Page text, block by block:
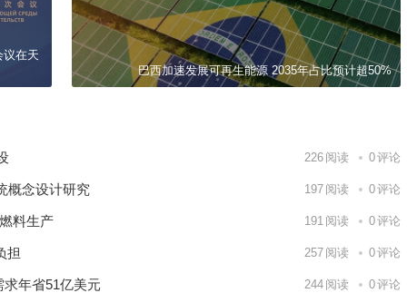
议在天
巴西加速发展可再生能源 2035年占比预计超50%
226 阅读 0评论
概念设计研究 197 阅读 0评论
料生产 191 阅读 0评论
担 257 阅读 0评论
年省51亿美元 244 阅读 0评论